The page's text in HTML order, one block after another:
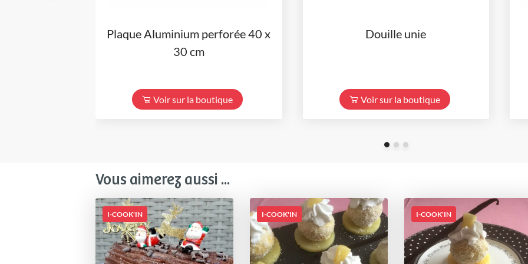
Plaque Aluminium perforée 40 x
30 cm
Voir sur la boutique
Douille unie
Voir sur la boutique
Vous aimerez aussi ...
I-COOK'IN I-COOK'IN I-COOK'IN